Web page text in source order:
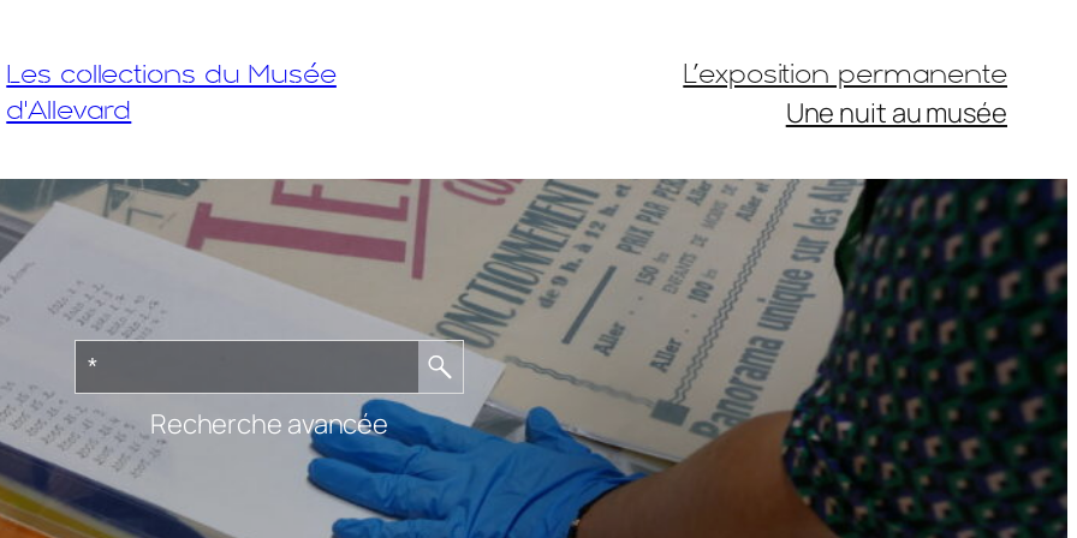
Les collections du Musée
d'Allevard
L’exposition permanente
Une nuit au musée
Recherche avancée